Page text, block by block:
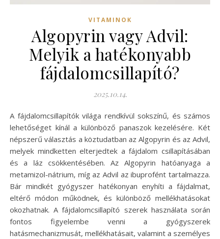
VITAMINOK
Algopyrin vagy Advil:
Melyik a hatékonyabb
fájdalomcsillapító?
2025.10.14.
A fájdalomcsillapítók világa rendkívül sokszínű, és számos
lehetőséget kínál a különböző panaszok kezelésére. Két
népszerű választás a köztudatban az Algopyrin és az Advil,
melyek mindketten elterjedtek a fájdalom csillapításában
és a láz csökkentésében. Az Algopyrin hatóanyaga a
metamizol-nátrium, míg az Advil az ibuprofént tartalmazza.
Bár mindkét gyógyszer hatékonyan enyhíti a fájdalmat,
eltérő módon működnek, és különböző mellékhatásokat
okozhatnak. A fájdalomcsillapító szerek használata során
fontos figyelembe venni a gyógyszerek
hatásmechanizmusát, mellékhatásait, valamint a személyes